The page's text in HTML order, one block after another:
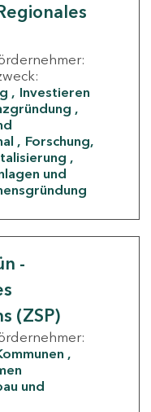
Investieren
Forschung,
und
-
(ZSP)
und